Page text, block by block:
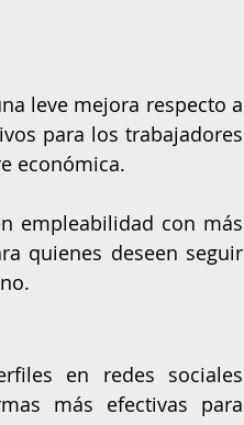
leve mejora respecto a
para los trabajadores
económica.
empleabilidad con más
quienes deseen seguir
en redes sociales
más efectivas para